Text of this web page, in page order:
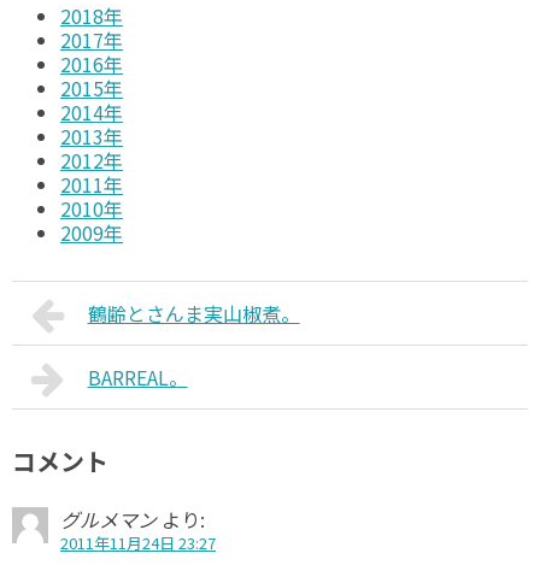
2018年
2017年
2016年
2015年
2014年
2013年
2012年
2011年
2010年
2009年
鶴齢とさんま実山椒煮。
BARREAL。
コメント
グルメマン より:
2011年11月24日 23:27